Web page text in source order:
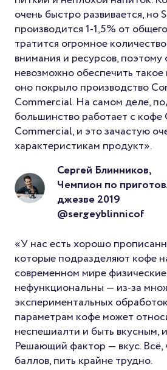
очень быстро развивается, но
производится 1-1,5% от
тратится огромное
внимания и ресурсов, поэтому
невозможно обеспечить
оно покрыло производство
Commercial. На самом деле,
большинство работает с
Commercial, и это зачастую
характеристикам продукт».
Сергей Блинников,
Чемпион по
джезве 2019
@sergeyblinnicof
«У нас есть хорошо
которые подразделяют кофе
современном мире
нефункциональны — из-за
экспериментальных
параметрам кофе может
неспешиалти и быть вкусным,
Решающий фактор — вкус. Всё,
баллов, пить крайне трудно.